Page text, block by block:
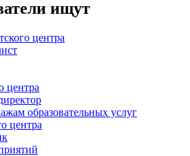
ищут
центра
центра
образовательных услуг
центра